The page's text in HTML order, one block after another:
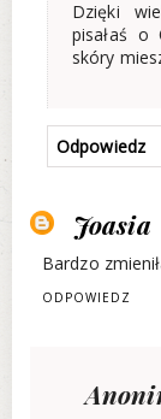
Dzięki
pisałaś
skóry
Odpowiedz
Joasia
Bardzo
ODPOWIEDZ